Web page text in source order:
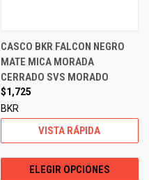
CASCO BKR FALCON NEGRO
MATE MICA MORADA
CERRADO SVS MORADO
$1,725
BKR
VISTA RÁPIDA
ELEGIR OPCIONES